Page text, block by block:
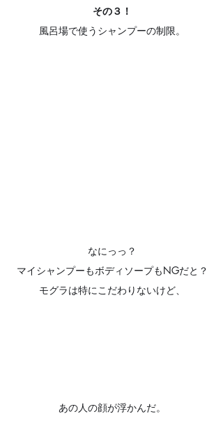
その３！
風呂場で使うシャンプーの制限。
なにっっ？
マイシャンプーもボディソープもNGだと？
モグラは特にこだわりないけど、
あの人の顔が浮かんだ。